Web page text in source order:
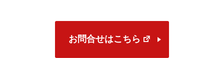
お問合せはこちら